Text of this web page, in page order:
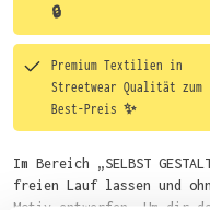
🔒
Premium Textilien in
Streetwear Qualität zum
Best-Preis ✨
Im Bereich „SELBST
freien Lauf lassen und